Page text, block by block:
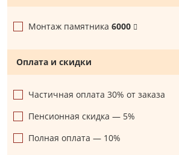
Монтаж памятника 6000
Оплата и скидки
Частичная оплата 30% от заказа
Пенсионная скидка — 5%
Полная оплата — 10%